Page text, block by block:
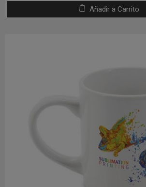
Añadir a Carrito